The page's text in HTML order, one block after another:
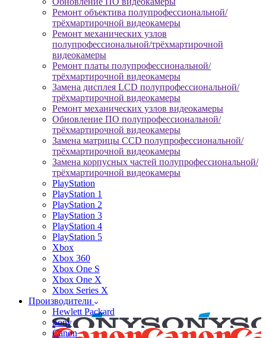
Ремонт объектива полупрофессиональной/
трёхмартирочной видеокамеры
Ремонт механических узлов
полупрофессиональной/трёхмартирочной
видеокамеры
Ремонт платы полупрофессиональной/
трёхмартирочной видеокамеры
Замена дисплея LCD полупрофессиональной/
трёхмартирочной видеокамеры
Ремонт механических узлов видеокамеры
Обновление ПО полупрофессиональной/
трёхмартирочной видеокамеры
Замена матрицы CCD полупрофессиональной/
трёхмартирочной видеокамеры
Замена корпусных частей полупрофессиональной/
трёхмартирочной видеокамеры
PlayStation
PlayStation 1
PlayStation 2
PlayStation 3
PlayStation 4
PlayStation 5
Xbox
Xbox 360
Xbox One S
Xbox One X
Xbox Series X
Производители
Hewlett Packard
Sony
Canon